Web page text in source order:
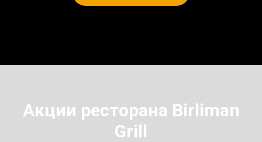
Акции ресторана Birliman
Grill